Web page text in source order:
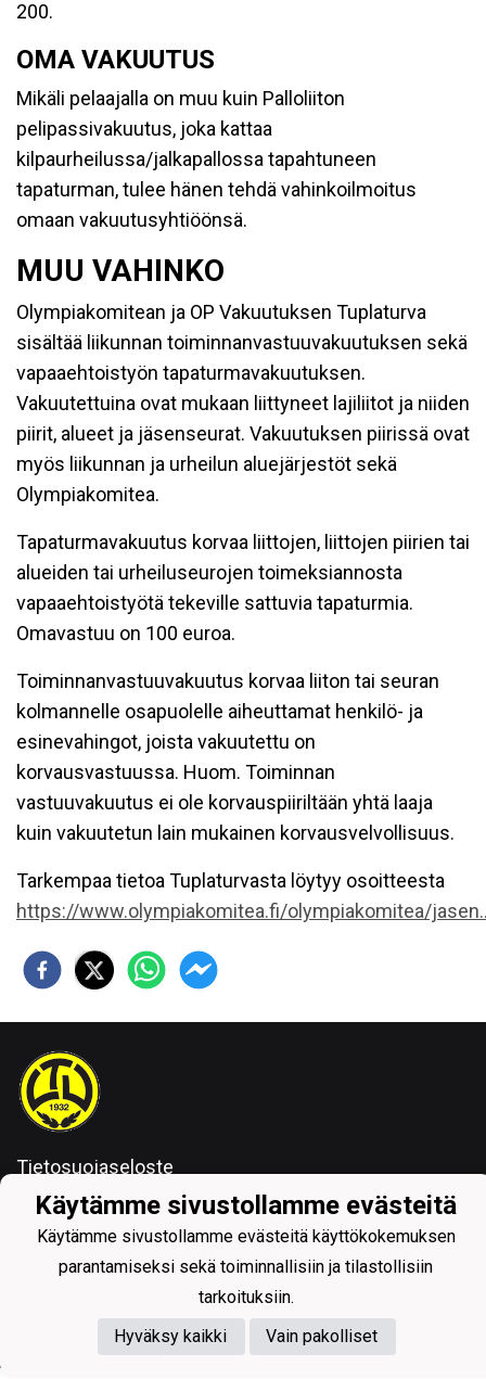
200.
OMA VAKUUTUS
Mikäli pelaajalla on muu kuin Palloliiton
pelipassivakuutus, joka kattaa
kilpaurheilussa/jalkapallossa tapahtuneen
tapaturman, tulee hänen tehdä vahinkoilmoitus
omaan vakuutusyhtiöönsä.
MUU VAHINKO
Olympiakomitean ja OP Vakuutuksen Tuplaturva
sisältää liikunnan toiminnanvastuuvakuutuksen sekä
vapaaehtoistyön tapaturmavakuutuksen.
Vakuutettuina ovat mukaan liittyneet lajiliitot ja niiden
piirit, alueet ja jäsenseurat. Vakuutuksen piirissä ovat
myös liikunnan ja urheilun aluejärjestöt sekä
Olympiakomitea.
Tapaturmavakuutus korvaa liittojen, liittojen piirien tai
alueiden tai urheiluseurojen toimeksiannosta
vapaaehtoistyötä tekeville sattuvia tapaturmia.
Omavastuu on 100 euroa.
Toiminnanvastuuvakuutus korvaa liiton tai seuran
kolmannelle osapuolelle aiheuttamat henkilö- ja
esinevahingot, joista vakuutettu on
korvausvastuussa. Huom. Toiminnan
vastuuvakuutus ei ole korvauspiiriltään yhtä laaja
kuin vakuutetun lain mukainen korvausvelvollisuus.
Tarkempaa tietoa Tuplaturvasta löytyy osoitteesta
https://www.olympiakomitea.fi/olympiakomitea/
Tietosuojaseloste
Powered by
Käytämme sivustollamme evästeitä
Käytämme sivustollamme evästeitä käyttökokemuksen
parantamiseksi sekä toiminnallisiin ja tilastollisiin
tarkoituksiin.
Hyväksy kaikki
Vain pakolliset